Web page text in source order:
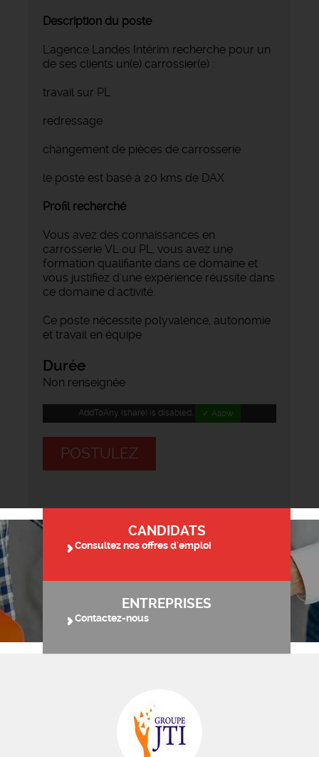
Description du poste
L'agence Landes Intérim recherche pour un
de ses clients un(e) carrossier(e) :
travail sur PL
redressage
changement de pièces de carrosserie
le poste est basé à 20 kms de DAX
Profil recherché
Vous avez des connaissances en
carrosserie VL ou PL, vous avez une
formation qualifiante dans ce domaine et
vous justifiez d'une expérience réussite dans
ce domaine d'activité.
Ce poste nécessite polyvalence, autonomie
et travail en équipe
Durée
Non renseignée
AddToAny (share) is disabled. ✓ Allow
POSTULEZ
CANDIDATS
Consultez nos offres d'emploi
ENTREPRISES
Contactez-nous